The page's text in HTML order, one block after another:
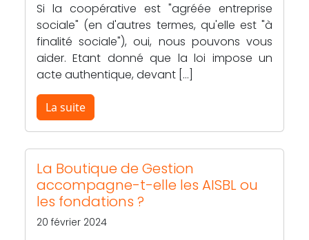
Si la coopérative est "agréée entreprise
sociale" (en d'autres termes, qu'elle est "à
finalité sociale"), oui, nous pouvons vous
aider. Etant donné que la loi impose un
acte authentique, devant […]
La suite
La Boutique de Gestion
accompagne-t-elle les AISBL ou
les fondations ?
20 février 2024